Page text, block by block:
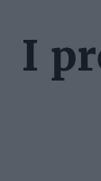
I